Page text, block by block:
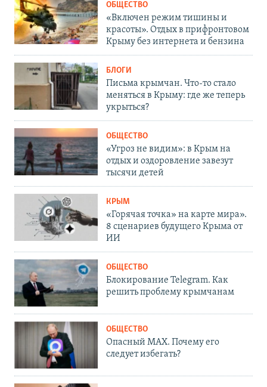
ОБЩЕСТВО
«Включен режим тишины и
красоты». Отдых в прифронтовом
Крыму без интернета и бензина
БЛОГИ
Письма крымчан. Что-то стало
меняться в Крыму: где же теперь
укрыться?
ОБЩЕСТВО
«Угроз не видим»: в Крым на
отдых и оздоровление завезут
тысячи детей
КРЫМ
«Горячая точка» на карте мира».
8 сценариев будущего Крыма от
ИИ
ОБЩЕСТВО
Блокирование Telegram. Как
решить проблему крымчанам
ОБЩЕСТВО
Опасный MAX. Почему его
следует избегать?